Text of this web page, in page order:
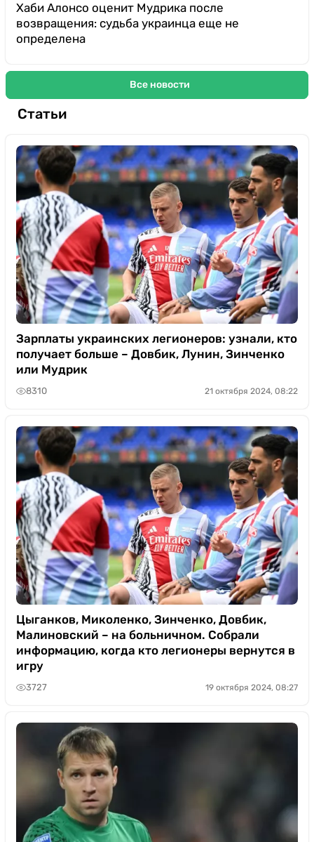
Хаби Алонсо оценит Мудрика после
возвращения: судьба украинца еще не
определена
Все новости
Статьи
Зарплаты украинских легионеров: узнали, кто
получает больше – Довбик, Лунин, Зинченко
или Мудрик
8310 21 октября 2024, 08:22
Цыганков, Миколенко, Зинченко, Довбик,
Малиновский – на больничном. Собрали
информацию, когда кто легионеры вернутся в
игру
3727 19 октября 2024, 08:27